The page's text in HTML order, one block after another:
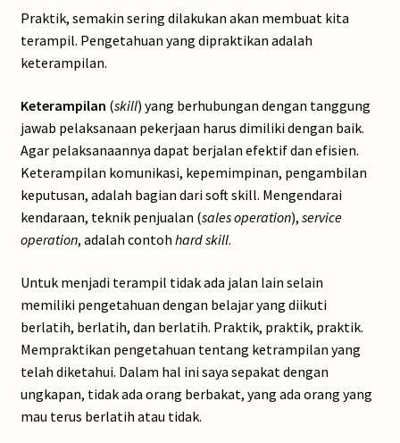
Praktik, semakin sering dilakukan akan membuat kita
terampil. Pengetahuan yang dipraktikan adalah
keterampilan.
Keterampilan (skill) yang berhubungan dengan tanggung
jawab pelaksanaan pekerjaan harus dimiliki dengan baik.
Agar pelaksanaannya dapat berjalan efektif dan efisien.
Keterampilan komunikasi, kepemimpinan, pengambilan
keputusan, adalah bagian dari soft skill. Mengendarai
kendaraan, teknik penjualan (sales operation), service
operation, adalah contoh hard skill.
Untuk menjadi terampil tidak ada jalan lain selain
memiliki pengetahuan dengan belajar yang diikuti
berlatih, berlatih, dan berlatih. Praktik, praktik, praktik.
Mempraktikan pengetahuan tentang ketrampilan yang
telah diketahui. Dalam hal ini saya sepakat dengan
ungkapan, tidak ada orang berbakat, yang ada orang yang
mau terus berlatih atau tidak.